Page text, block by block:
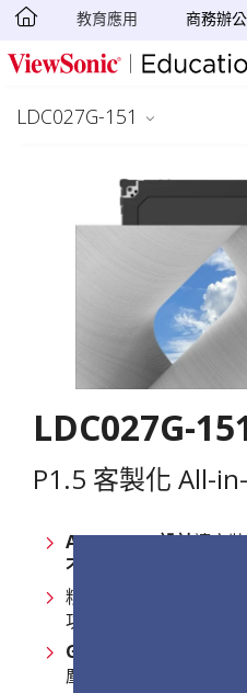
轉跳至主要內容
教育應用 商務辦公
LDC027G-151
LDC027G-
P1.5 客製化 All-
All-in-One 設計讓安
不同形狀與尺寸的螢幕
精巧的
功能簡化並整合，同時
GOB 表面處理
塵、防潮、防撞，確保